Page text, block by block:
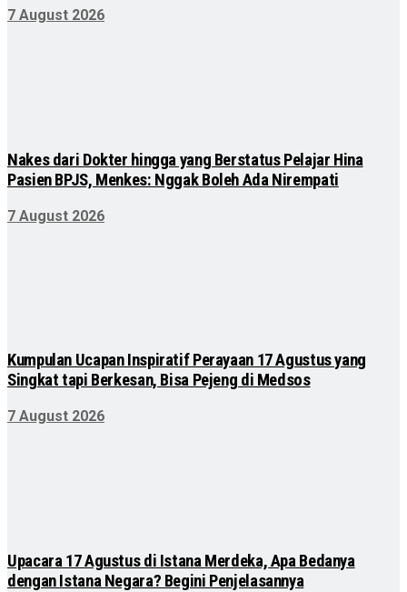
7 August 2026
Nakes dari Dokter hingga yang Berstatus Pelajar Hina
Pasien BPJS, Menkes: Nggak Boleh Ada Nirempati
7 August 2026
Kumpulan Ucapan Inspiratif Perayaan 17 Agustus yang
Singkat tapi Berkesan, Bisa Pejeng di Medsos
7 August 2026
Upacara 17 Agustus di Istana Merdeka, Apa Bedanya
dengan Istana Negara? Begini Penjelasannya